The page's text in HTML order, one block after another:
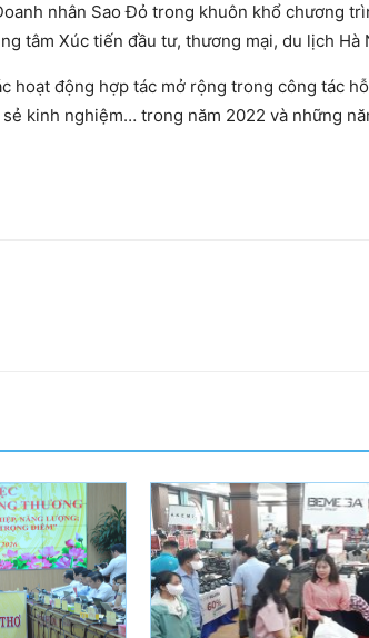
nhân Sao Đỏ trong khuôn khổ chương
tâm Xúc tiến đầu tư, thương mại, du lịch Hà
hoạt động hợp tác mở rộng trong công tác
kinh nghiệm… trong năm 2022 và những